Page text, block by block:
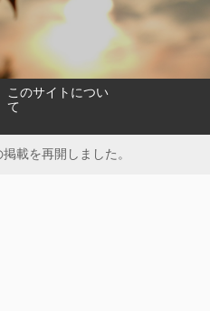
このサイトについ
て
載を再開しました。